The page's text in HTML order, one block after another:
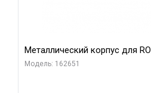
Металлический корпус для
Модель: 162651